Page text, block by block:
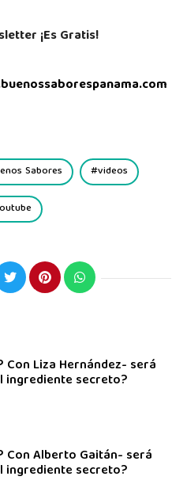
¡Es Gratis!
Sabores videos
Con Liza Hernández- será
ingrediente secreto?
Con Alberto Gaitán- será
ingrediente secreto?